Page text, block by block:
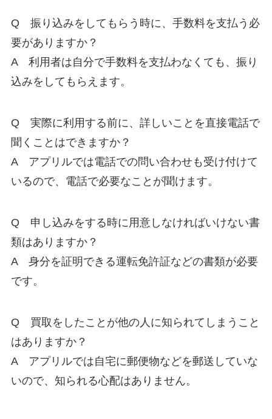
Q 振り込みをしてもらう時に、手数料を支払う必
要がありますか？
A 利用者は自分で手数料を支払わなくても、振り
込みをしてもらえます。
Q 実際に利用する前に、詳しいことを直接電話で
聞くことはできますか？
A アプリルでは電話での問い合わせも受け付けて
いるので、電話で必要なことが聞けます。
Q 申し込みをする時に用意しなければいけない書
類はありますか？
A 身分を証明できる運転免許証などの書類が必要
です。
Q 買取をしたことが他の人に知られてしまうこと
はありますか？
A アプリルでは自宅に郵便物などを郵送していな
いので、知られる心配はありません。